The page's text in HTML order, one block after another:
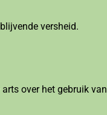
versheid.
over het gebruik van